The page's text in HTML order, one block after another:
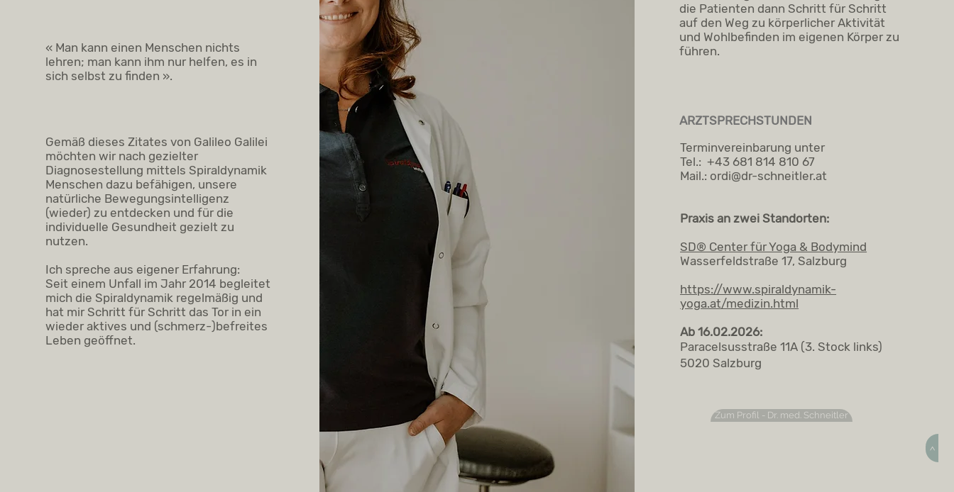
« Man kann einen Menschen nichts
lehren; man kann ihm nur helfen, es in
sich selbst zu finden ».
Gemäß dieses Zitates von Galileo Galilei
möchten wir nach gezielter
Diagnosestellung mittels Spiraldynamik
Menschen dazu befähigen, unsere
natürliche Bewegungsintelligenz
(wieder) zu entdecken und für die
individuelle Gesundheit gezielt zu
nutzen.
Ich spreche aus eigener Erfahrung:
Seit einem Unfall im Jahr 2014 begleitet
mich die Spiraldynamik regelmäßig und
hat mir Schritt für Schritt das Tor in ein
wieder aktives und (schmerz-)befreites
Leben geöffnet.
die Patienten dann Schritt für Schritt
auf den Weg zu körperlicher Aktivität
und Wohlbefinden im eigenen Körper zu
führen.
ARZTSPRECHSTUNDEN
Terminvereinbarung unter
Tel.: +43 681 814 810 67
Mail.: ordi@dr-schneitler.at
Praxis an zwei Standorten:
SD® Center für Yoga & Bodymind
Wasserfeldstraße 17, Salzburg
https://www.spiraldynamik-
yoga.at/medizin.html
Ab 16.02.2026:
Paracelsusstraße 11A (3. Stock links)
5020 Salzburg
Zum Profil - Dr. med. Schneitler
>